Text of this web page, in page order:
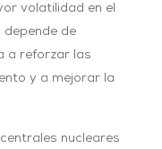
volatilidad en el
de
a reforzar las
y a mejorar la
nucleares